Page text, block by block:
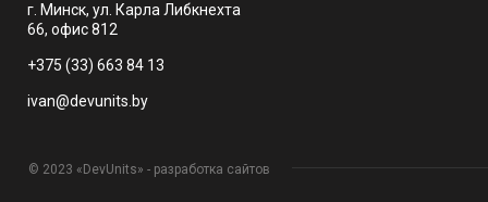
г. Минск, ул. Карла Либкнехта
66, офис 812
+375 (33) 663 84 13
ivan@devunits.by
© 2023 «DevUnits» - разработка сайтов